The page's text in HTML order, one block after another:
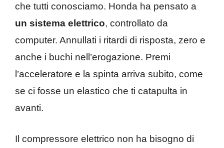
che tutti conosciamo. Honda ha pensato a
un sistema elettrico, controllato da
computer. Annullati i ritardi di risposta, zero e
anche i buchi nell’erogazione. Premi
l’acceleratore e la spinta arriva subito, come
se ci fosse un elastico che ti catapulta in
avanti.
Il compressore elettrico non ha bisogno di